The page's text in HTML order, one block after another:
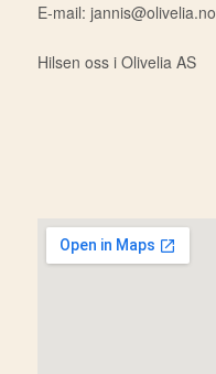
E-mail: jannis@olivelia.no
Hilsen oss i Olivelia AS